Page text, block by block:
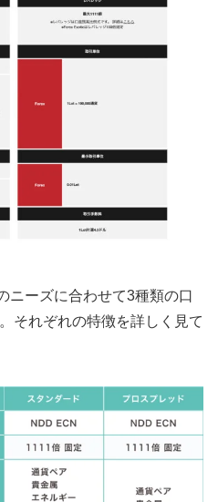
ニーズに合わせて3種類の口
それぞれの特徴を詳しく見て